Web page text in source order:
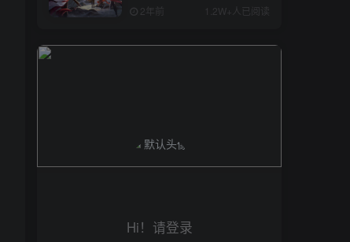
2年前 1.2W+人已阅读
Hi！请登录